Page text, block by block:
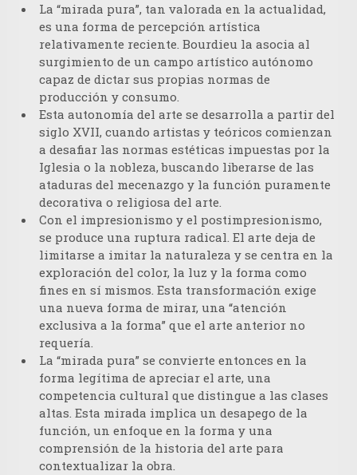
La “mirada pura”, tan valorada en la actualidad,
es una forma de percepción artística
relativamente reciente. Bourdieu la asocia al
surgimiento de un campo artístico autónomo
capaz de dictar sus propias normas de
producción y consumo.
Esta autonomía del arte se desarrolla a partir del
siglo XVII, cuando artistas y teóricos comienzan
a desafiar las normas estéticas impuestas por la
Iglesia o la nobleza, buscando liberarse de las
ataduras del mecenazgo y la función puramente
decorativa o religiosa del arte.
Con el impresionismo y el postimpresionismo,
se produce una ruptura radical. El arte deja de
limitarse a imitar la naturaleza y se centra en la
exploración del color, la luz y la forma como
fines en sí mismos. Esta transformación exige
una nueva forma de mirar, una “atención
exclusiva a la forma” que el arte anterior no
requería.
La “mirada pura” se convierte entonces en la
forma legítima de apreciar el arte, una
competencia cultural que distingue a las clases
altas. Esta mirada implica un desapego de la
función, un enfoque en la forma y una
comprensión de la historia del arte para
contextualizar la obra.